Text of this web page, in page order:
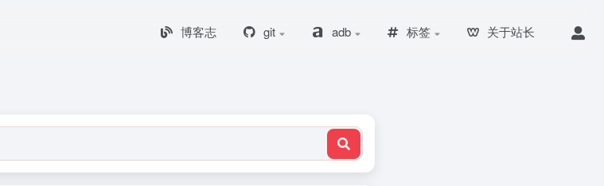
博客志 git adb 标签 关于站长